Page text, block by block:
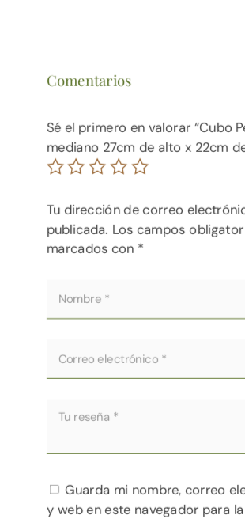
Comentarios
Sé el primero en valorar “Cubo
mediano 27cm de alto x 22cm
Tu dirección de correo
publicada. Los campos
marcados con *
Guarda mi nombre, correo
y web en este navegador para